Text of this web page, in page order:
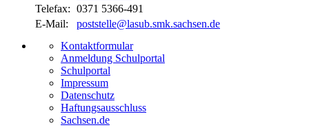
Telefax: 0371 5366-491
E-Mail:
poststelle@lasub.smk.sachsen.de
Kontaktformular
Anmeldung Schulportal
Schulportal
Impressum
Datenschutz
Haftungsausschluss
Sachsen.de